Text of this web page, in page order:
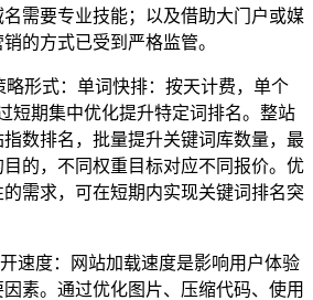
需要专业技能；以及借助大门户或媒
的方式已受到严格监管。
略形式：单词快排：按天计费，单个
短期集中优化提升特定词排名。整站
数排名，批量提升关键词库数量，最
的，不同权重目标对应不同报价。优
需求，可在短期内实现关键词排名突
开速度：网站加载速度是影响用户体验
素。通过优化图片、压缩代码、使用